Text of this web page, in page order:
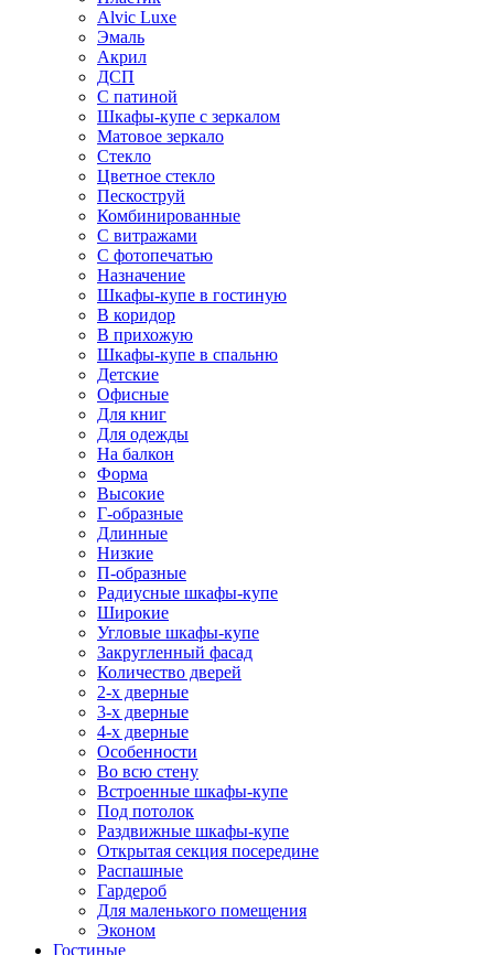
Alvic Luxe
Эмаль
Акрил
ДСП
С патиной
Шкафы-купе с зеркалом
Матовое зеркало
Стекло
Цветное стекло
Пескоструй
Комбинированные
С витражами
С фотопечатью
Назначение
Шкафы-купе в гостиную
В коридор
В прихожую
Шкафы-купе в спальню
Детские
Офисные
Для книг
Для одежды
На балкон
Форма
Высокие
Г-образные
Длинные
Низкие
П-образные
Радиусные шкафы-купе
Широкие
Угловые шкафы-купе
Закругленный фасад
Количество дверей
2-х дверные
3-х дверные
4-х дверные
Особенности
Во всю стену
Встроенные шкафы-купе
Под потолок
Раздвижные шкафы-купе
Открытая секция посередине
Распашные
Гардероб
Для маленького помещения
Эконом
Гостиные